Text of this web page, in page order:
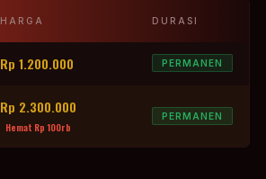
HARGA DURASI
Rp 1.200.000 PERMANEN
Rp 2.300.000
Hemat Rp 100rb
PERMANEN